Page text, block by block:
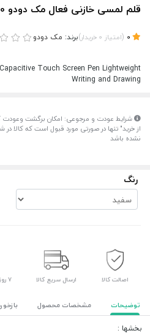
قلم لمسی خازنی فعال مک دودو PN-3080
(امتیاز 0 خریدار)برند: مک دودو
Touch Screen Pen Lightweight
Writing and Drawing
شرایط عودت و مرجوعی: امکان برگشت وعودت
از خرید" تنها در صورتی مورد قبول است که کالا
نشده باشد
رنگ
اصالت کالا ارسال سریع کالا ۷ روز بازگشت کالا
توضیحات مشخصات محصول
بخشها :